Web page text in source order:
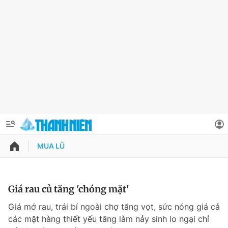
QUẢNG CÁO
Chuyên mục
Thông tin tài khoản
Đổi mật khẩu
MUA LŨ
Giá rau củ tăng 'chóng mặt'
Giá mớ rau, trái bí ngoài chợ tăng vọt, sức nóng giá cả
các mặt hàng thiết yếu tăng làm nảy sinh lo ngại chỉ